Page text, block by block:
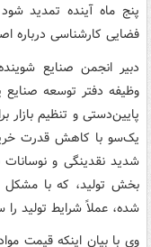
پنج ماه آینده تمدید
فضایی کارشناسی درباره
دبیر انجمن صنایع
وظیفه دفتر توسعه
پایین‌دستی و تنظیم بازار
یک‌سو با کاهش قدرت
شدید نقدینگی و نوسانات
بخش تولید، که با مشکل
شده، عملاً شرایط تولید
وی با بیان اینکه قیمت